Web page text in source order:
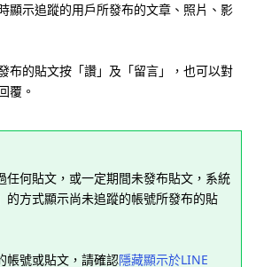
顯示追蹤的用戶所發布的文章、照片、影
布的貼文按「讚」及「留言」，也可以對
覆。
任何貼文，或一定期間未發布貼文，系統
的方式顯示尚未追蹤的帳號所發布的貼
帳號或貼文，請確認隱藏顯示於LINE